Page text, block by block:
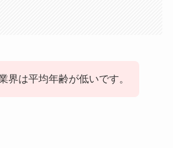
界は平均年齢が低いです。